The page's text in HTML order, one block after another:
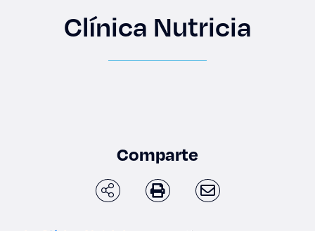
Enlaces de interés
Clínica Nutricia
Comparte